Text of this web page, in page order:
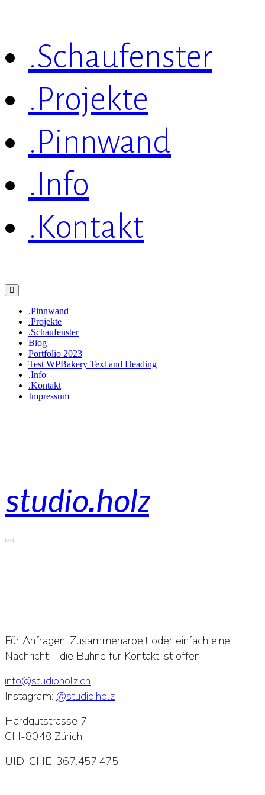
.Schaufenster
.Projekte
.Pinnwand
.Info
.Kontakt
.Pinnwand
.Projekte
.Schaufenster
Blog
Portfolio 2023
Test WPBakery Text and Heading
.Info
.Kontakt
Impressum
studio.holz
Für Anfragen, Zusammenarbeit oder einfach eine
Nachricht – die Bühne für Kontakt ist offen.
info@studioholz.ch
Instagram: @studio.holz
Hardgutstrasse 7
CH-8048 Zürich
UID: CHE-367.457.475